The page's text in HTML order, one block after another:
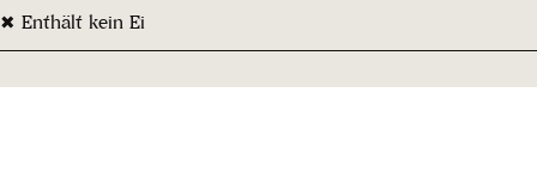
✖ Enthält kein Ei